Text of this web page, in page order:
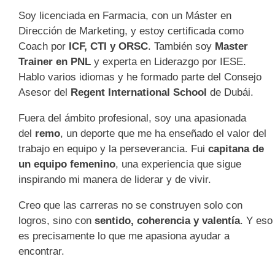
Soy licenciada en Farmacia, con un Máster en
Dirección de Marketing, y estoy certificada como
Coach por ICF, CTI y ORSC. También soy Master
Trainer en PNL y experta en Liderazgo por IESE.
Hablo varios idiomas y he formado parte del Consejo
Asesor del
Regent International School de Dubái.
Fuera del ámbito profesional, soy una apasionada
del remo, un deporte que me ha enseñado el valor del
trabajo en equipo y la perseverancia. Fui capitana de
un equipo femenino, una experiencia que sigue
inspirando mi manera de liderar y de vivir.
Creo que las carreras no se construyen solo con
logros, sino con sentido, coherencia y valentía. Y eso
es precisamente lo que me apasiona ayudar a
encontrar.